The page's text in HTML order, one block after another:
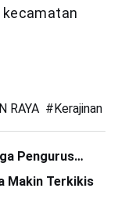
kecamatan
RAYA #Kerajinan
Pengurus
Makin Terkikis